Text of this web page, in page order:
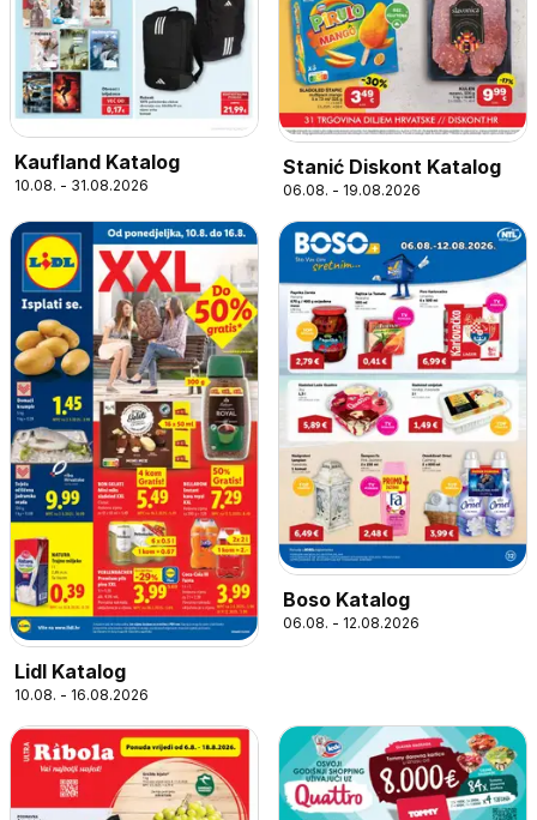
Kaufland Katalog
10.08. - 31.08.2026
Stanić Diskont Katalog
06.08. - 19.08.2026
Lidl Katalog
10.08. - 16.08.2026
Boso Katalog
06.08. - 12.08.2026